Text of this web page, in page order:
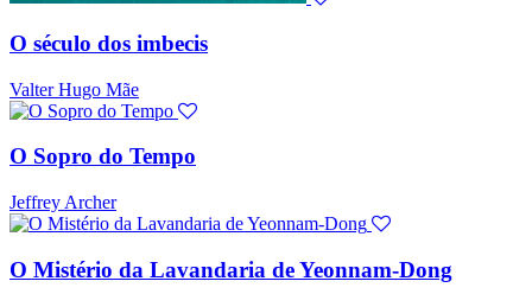
O século dos imbecis
Valter Hugo Mãe
O Sopro do Tempo
Jeffrey Archer
O Mistério da Lavandaria de Yeonnam-Dong